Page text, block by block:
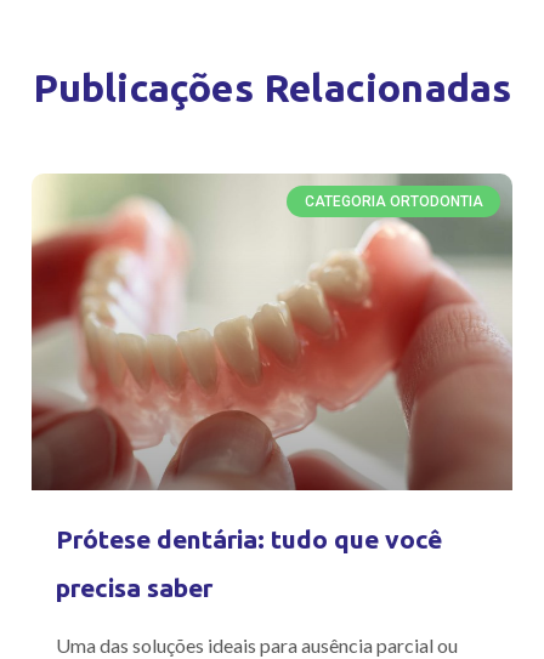
Publicações Relacionadas
CATEGORIA ORTODONTIA
Prótese dentária: tudo que você
precisa saber
Uma das soluções ideais para ausência parcial ou